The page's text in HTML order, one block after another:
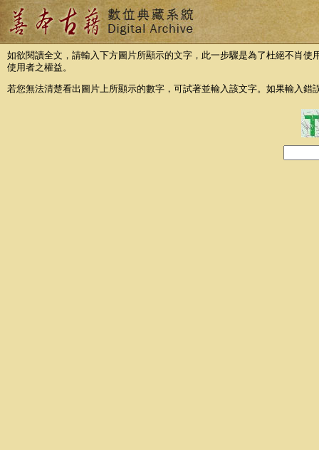
如欲閱讀全文，請輸入下方圖片所顯示的文字，此一步驟是為了杜絕不肖
使用者之權益。
若您無法清楚看出圖片上所顯示的數字，可試著並輸入該文字。如果輸入錯